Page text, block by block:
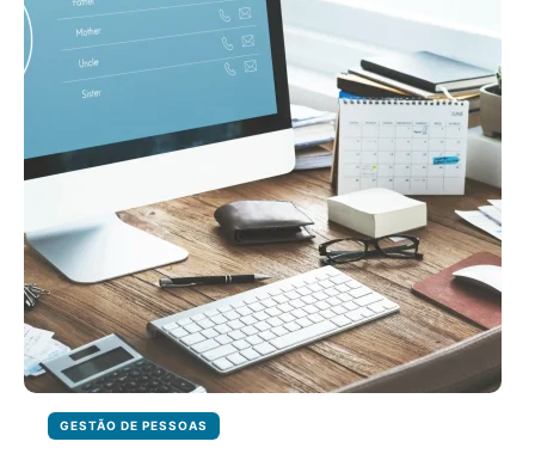
É
PERMITIDO
EXIGIR?
QUE
DIZ
LEI
GESTÃO DE PESSOAS